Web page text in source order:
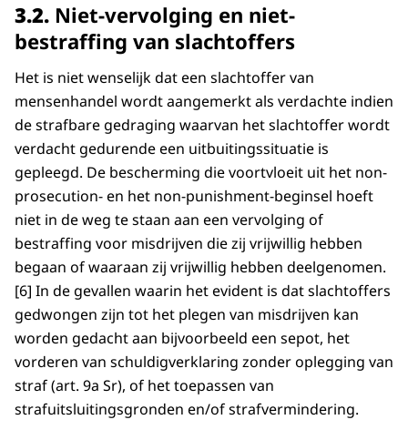
3.2. Niet-vervolging en niet-
bestraffing van slachtoffers
Het is niet wenselijk dat een slachtoffer van
mensenhandel wordt aangemerkt als verdachte indien
de strafbare gedraging waarvan het slachtoffer wordt
verdacht gedurende een uitbuitingssituatie is
gepleegd. De bescherming die voortvloeit uit het non-
prosecution- en het non-punishment-beginsel hoeft
niet in de weg te staan aan een vervolging of
bestraffing voor misdrijven die zij vrijwillig hebben
begaan of waaraan zij vrijwillig hebben deelgenomen.
[6] In de gevallen waarin het evident is dat slachtoffers
gedwongen zijn tot het plegen van misdrijven kan
worden gedacht aan bijvoorbeeld een sepot, het
vorderen van schuldigverklaring zonder oplegging van
straf (art. 9a Sr), of het toepassen van
strafuitsluitingsgronden en/of strafvermindering.